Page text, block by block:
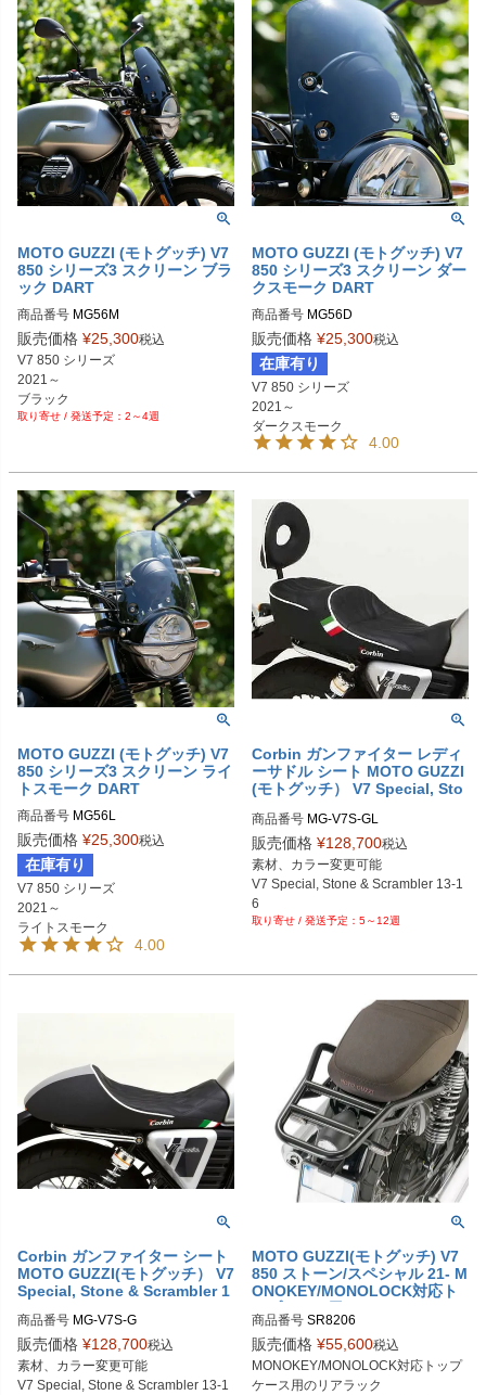
MOTO GUZZI (モトグッチ) V7
850 シリーズ3 スクリーン ブラ
ック DART
商品番号 MG56M
販売価格 ¥25,300税込
V7 850 シリーズ
2021～
ブラック
2～4週
MOTO GUZZI (モトグッチ) V7
850 シリーズ3 スクリーン ダー
クスモーク DART
商品番号
販売価格 ¥25,300税込
在庫有り
V7 850 シリーズ
2021～
ダークスモーク
4.00
MOTO GUZZI (モトグッチ) V7
850 シリーズ3 スクリーン ライ
トスモーク DART
商品番号
販売価格 ¥25,300税込
在庫有り
V7 850 シリーズ
2021～
ライトスモーク
4.00
Corbin ガンファイター レディ
ーサドル シート MOTO GUZZI
(モトグッチ） V7 Special, Sto
商品番号 MG-V7S-GL
販売価格 ¥128,700税込
素材、カラー変更可能
V7 Special, Stone & Scrambler 13-1
6
5～12週
Corbin ガンファイター シート
MOTO GUZZI(モトグッチ） V7
Special, Stone & Scrambler 1
商品番号 MG-V7S-G
販売価格 ¥128,700税込
素材、カラー変更可能
V7 Special, Stone & Scrambler 13-1
MOTO GUZZI(モトグッチ) V7
850 ストーン/スペシャル 21- M
ONOKEY/MONOLOCK対応ト
I
商品番号 SR8206
販売価格 ¥55,600税込
MONOKEY/MONOLOCK対応トップ
ケース用のリアラック